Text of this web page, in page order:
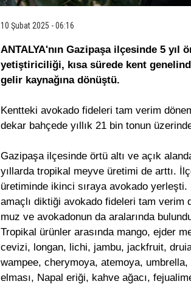
10 Şubat 2025 - 06:16
ANTALYA'nın Gazipaşa ilçesinde 5 yıl
yetiştiriciliği, kısa sürede kent
gelir kaynağına dönüştü.
Kentteki avokado fideleri tam verim
dekar bahçede yıllık 21 bin tonun
Gazipaşa ilçesinde örtü altı ve açık
yıllarda tropikal meyve üretimi de arttı.
üretiminde ikinci sıraya avokado
amaçlı diktiği avokado fideleri tam verim
muz ve avokadonun da aralarında
Tropikal ürünler arasında mango, ejder
cevizi, longan, lichi, jambu, jackfruit,
wampee, cherymoya, atemoya,
elması, Napal eriği, kahve ağacı,